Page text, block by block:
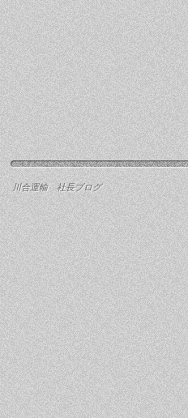
川合運輸 社長ブログ